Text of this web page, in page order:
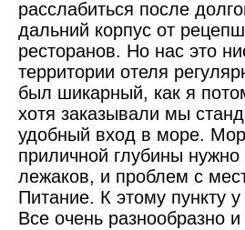
расслабиться после
дальний корпус от
ресторанов. Но нас это
территории отеля
был шикарный, как я
хотя заказывали мы
удобный вход в море.
приличной глубины
лежаков, и проблем с
Питание. К этому пункту
Все очень разнообразно